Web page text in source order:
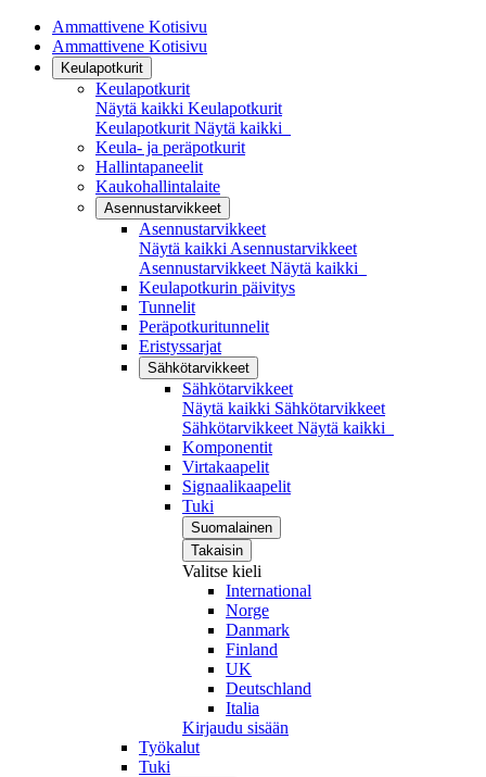
Ammattivene Kotisivu
Ammattivene Kotisivu
Keulapotkurit
Keulapotkurit
Näytä kaikki Keulapotkurit
Keulapotkurit Näytä kaikki
Keula- ja peräpotkurit
Hallintapaneelit
Kaukohallintalaite
Asennustarvikkeet
Asennustarvikkeet
Näytä kaikki Asennustarvikkeet
Asennustarvikkeet Näytä kaikki
Keulapotkurin päivitys
Tunnelit
Peräpotkuritunnelit
Eristyssarjat
Sähkötarvikkeet
Sähkötarvikkeet
Näytä kaikki Sähkötarvikkeet
Sähkötarvikkeet Näytä kaikki
Komponentit
Virtakaapelit
Signaalikaapelit
Tuki
Suomalainen
Takaisin
Valitse kieli
International
Norge
Danmark
Finland
UK
Deutschland
Italia
Kirjaudu sisään
Työkalut
Tuki